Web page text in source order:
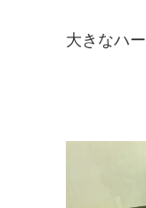
大きなハ